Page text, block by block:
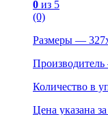
0 из 5
(0)
Размеры —
Количество в
Цена указана